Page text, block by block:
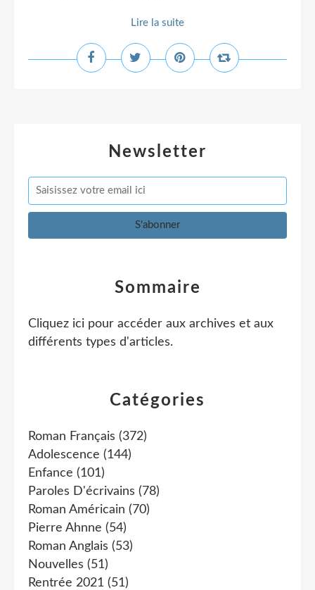
Lire la suite
Newsletter
Catégories
Roman Français (372)
Adolescence (144)
Enfance (101)
Paroles D'écrivains (78)
Roman Américain (70)
Pierre Ahnne (54)
Roman Anglais (53)
Nouvelles (51)
Rentrée 2021 (51)
Sommaire
Cliquez ici pour accéder aux archives et aux
différents types d'articles.